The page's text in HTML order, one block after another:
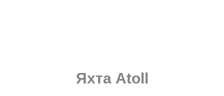
Яхта Atoll